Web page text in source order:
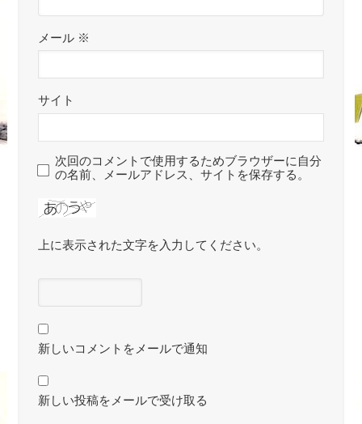
メール ※
サイト
次回のコメントで使用するためブラウザーに自分
の名前、メールアドレス、サイトを保存する。
上に表示された文字を入力してください。
新しいコメントをメールで通知
新しい投稿をメールで受け取る